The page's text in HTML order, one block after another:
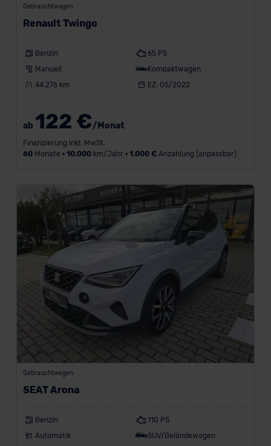
Gebrauchtwagen
Renault Twingo
Benzin
65 PS
Manuell
Kompaktwagen
44.276 km
EZ: 05/2022
ab 122 €/Monat
Finanzierung inkl. MwSt.
60Monate • 10.000km/Jahr • 1.000 €Anzahlung (anpassbar)
Gebrauchtwagen
SEAT Arona
Benzin
110 PS
Automatik
SUV/Geländewagen